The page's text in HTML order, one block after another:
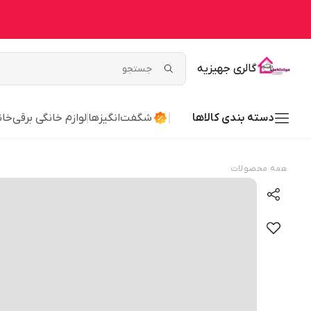
گالری جهیزیه
دسته بندی کالاها شگفت‌انگیزها لوازم خانگی برقی
همه محصولات